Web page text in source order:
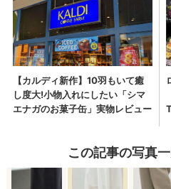
この記事の写真